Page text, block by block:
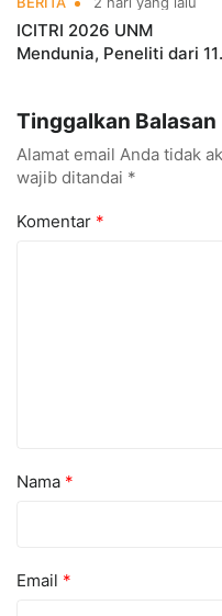
ICITRI 2026 UNM
Mendunia, Peneliti dari 11
Tinggalkan Balasan
Alamat email Anda tidak
wajib ditandai *
Komentar *
Nama *
Email *